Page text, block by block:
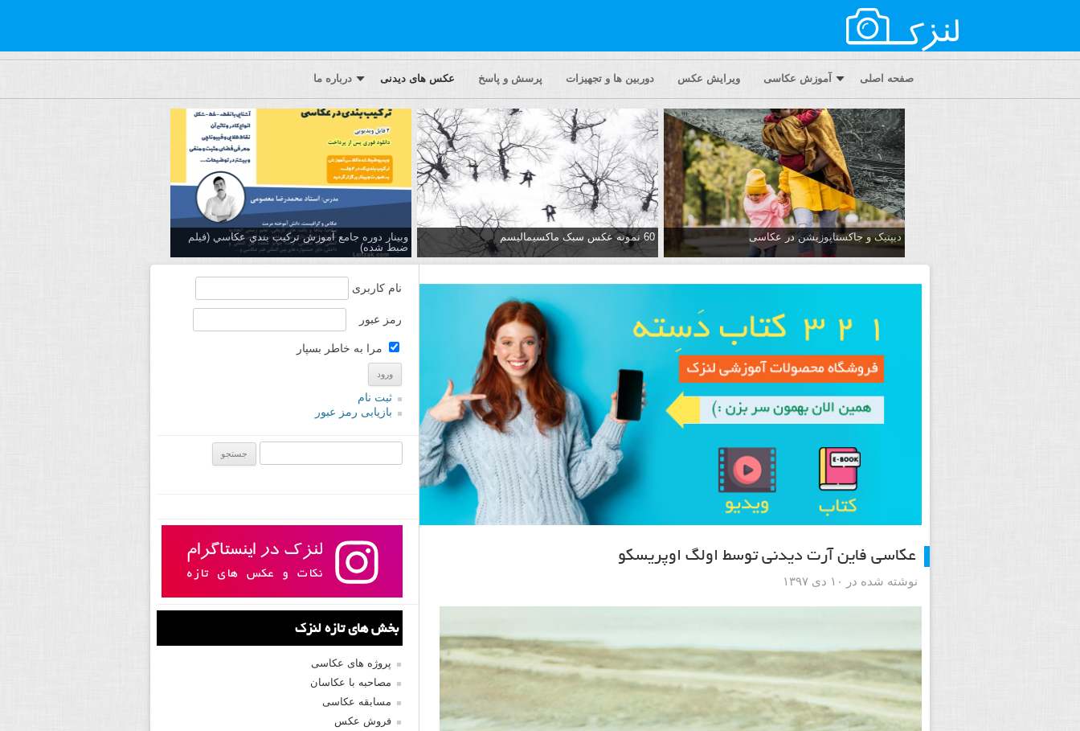
صفحه اصلی آموزش عکاسی ویرایش عکس دوربین ها و تجهیزات پرسش و پاسخ عکس های دیدنی درباره ما
دیپتیک و جاکستا‌پوزیشن در عکاسی 60 نمونه عکس سبک ماکسیمالیسم
وبینار دوره جامع آموزش تركيب بندي عكاسي (فیلم
ضبط شده)
عکاسی فاین آرت دیدنی توسط اولگ اوپریسکو
نوشته شده در ۱۰ دی ۱۳۹۷
نام کاربری
رمز عبور
مرا به خاطر بسپار
ثبت نام
بازیابی رمز عبور
بخش های تازه لنزک
پروژه های عکاسی
مصاحبه با عکاسان
مسابقه عکاسی
فروش عکس